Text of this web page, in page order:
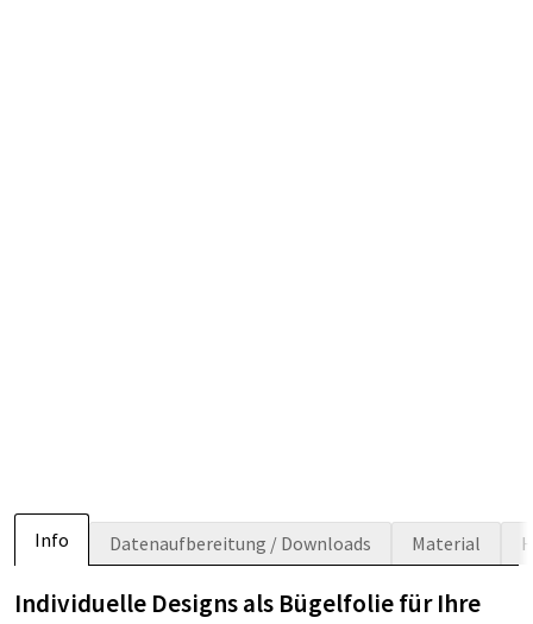
Info Datenaufbereitung / Downloads Material
Individuelle Designs als Bügelfolie für Ihre